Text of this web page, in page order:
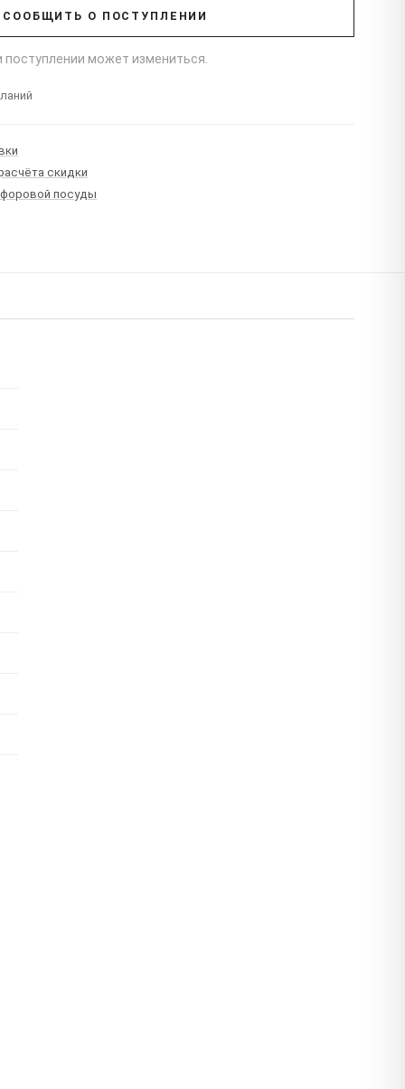
СООБЩИТЬ О ПОСТУПЛЕНИИ
поступлении может измениться.
скидки
посуды